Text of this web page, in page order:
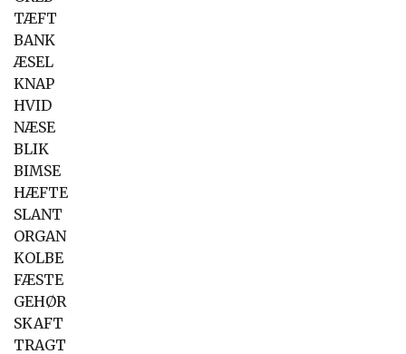
TÆFT
BANK
ÆSEL
KNAP
HVID
NÆSE
BLIK
BIMSE
HÆFTE
SLANT
ORGAN
KOLBE
FÆSTE
GEHØR
SKAFT
TRAGT